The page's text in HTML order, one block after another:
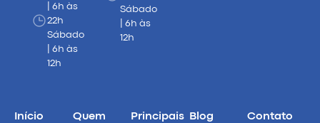
| 6h às
22h
Sábado
| 6h às
12h
Sábado
| 6h às
12h
Início
Quem
Principais
Blog Contato